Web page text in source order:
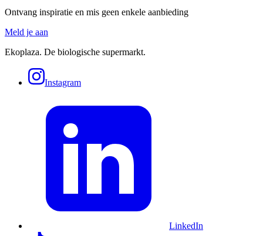
Ontvang inspiratie en mis geen enkele aanbieding
Meld je aan
Ekoplaza. De biologische supermarkt.
Instagram
LinkedIn